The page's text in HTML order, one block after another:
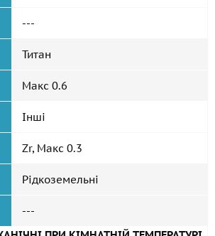
---
Титан
Макс 0.6
Інші
Zr, Макс 0.3
Рідкоземельні
---